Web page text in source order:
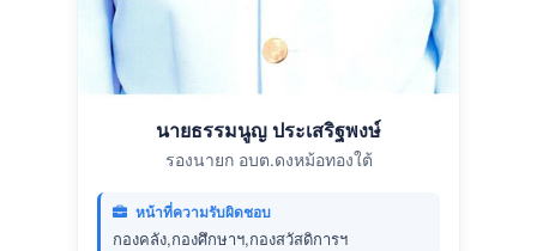
นายธรรมนูญ ประเสริฐพงษ์
รองนายก อบต.ดงหม้อทองใต้
หน้าที่ความรับผิดชอบ
กองคลัง,กองศึกษาฯ,กองสวัสดิการฯ